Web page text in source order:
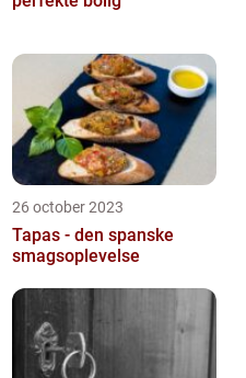
26 october 2023
Tapas - den spanske
smagsoplevelse